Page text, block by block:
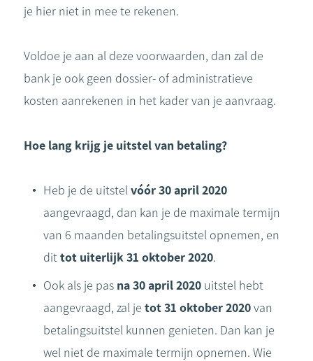
je hier niet in mee te rekenen.
Voldoe je aan al deze voorwaarden, dan zal de
bank je ook geen dossier- of administratieve
kosten aanrekenen in het kader van je aanvraag.
Hoe lang krijg je uitstel van betaling?
Heb je de uitstelvóór 30 april 2020
aangevraagd, dan kan je de maximale termijn
van 6 maanden betalingsuitstel opnemen, en
dittot uiterlijk 31 oktober 2020.
Ook als je pas na 30 april 2020 uitstel hebt
aangevraagd, zal je tot 31 oktober 2020van
betalingsuitstel kunnen genieten. Dan kan je
wel niet de maximale termijn opnemen. Wie